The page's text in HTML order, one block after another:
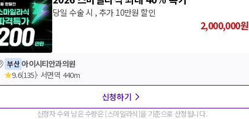
당일 수술 시 , 추가 10만원 할인
2,000,000원
부산 아이시티안과의원
9.6(135)· 서면역 440m
신청하기
신청자 수와 남은 수량은 [스마일라식]을 기준으로 산정됩니다.